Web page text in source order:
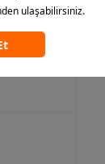
Erkek Spor
TL